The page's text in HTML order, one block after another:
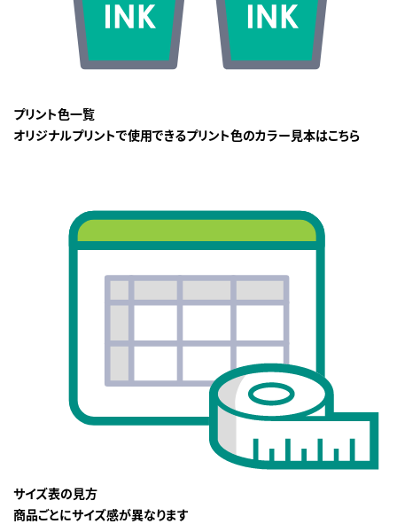
プリント色一覧
オリジナルプリントで使用できるプリント色のカラー見本はこちら
サイズ表の見方
商品ごとにサイズ感が異なります